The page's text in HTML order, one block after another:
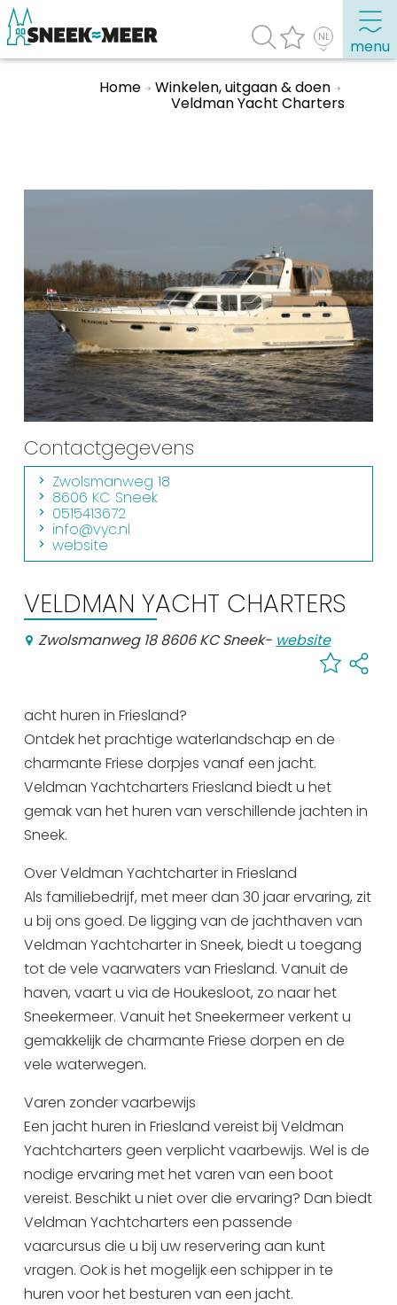
menu
Winkelen, uitgaan en doen
Eten, drinken & uitgaan
Watersport
Overnachten
Winkelen
En meer
Arrangementen
Jouw Sneek
De Friese meren
Other languages
UITagenda
Veel bezochte pagina's:
Top 10 leuke dingen
Vakantie vieren in Sneek
Uitgaan in Sneek
Overnachten in Sneek
Citygame Escapegame Sneek
Webcams
De leukste routes
Interactieve plattegrond van Sneek
Winkelen in Sneek
Bootverhuur
Home Winkelen, uitgaan & doen
Veldman Yacht Charters
Contactgegevens
Zwolsmanweg 18
8606 KC Sneek
0515413672
info@vyc.nl
website
VELDMAN YACHT CHARTERS
Zwolsmanweg 18 8606 KC Sneek- website
acht huren in Friesland?
Ontdek het prachtige waterlandschap en de
charmante Friese dorpjes vanaf een jacht.
Veldman Yachtcharters Friesland biedt u het
gemak van het huren van verschillende jachten in
Sneek.
Over Veldman Yachtcharter in Friesland
Als familiebedrijf, met meer dan 30 jaar ervaring, zit
u bij ons goed. De ligging van de jachthaven van
Veldman Yachtcharter in Sneek, biedt u toegang
tot de vele vaarwaters van Friesland. Vanuit de
haven, vaart u via de Houkesloot, zo naar het
Sneekermeer. Vanuit het Sneekermeer verkent u
gemakkelijk de charmante Friese dorpen en de
vele waterwegen.
Varen zonder vaarbewijs
Een jacht huren in Friesland vereist bij Veldman
Yachtcharters geen verplicht vaarbewijs. Wel is de
nodige ervaring met het varen van een boot
vereist. Beschikt u niet over die ervaring? Dan biedt
Veldman Yachtcharters een passende
vaarcursus die u bij uw reservering aan kunt
vragen. Ook is het mogelijk een schipper in te
huren voor het besturen van een jacht.